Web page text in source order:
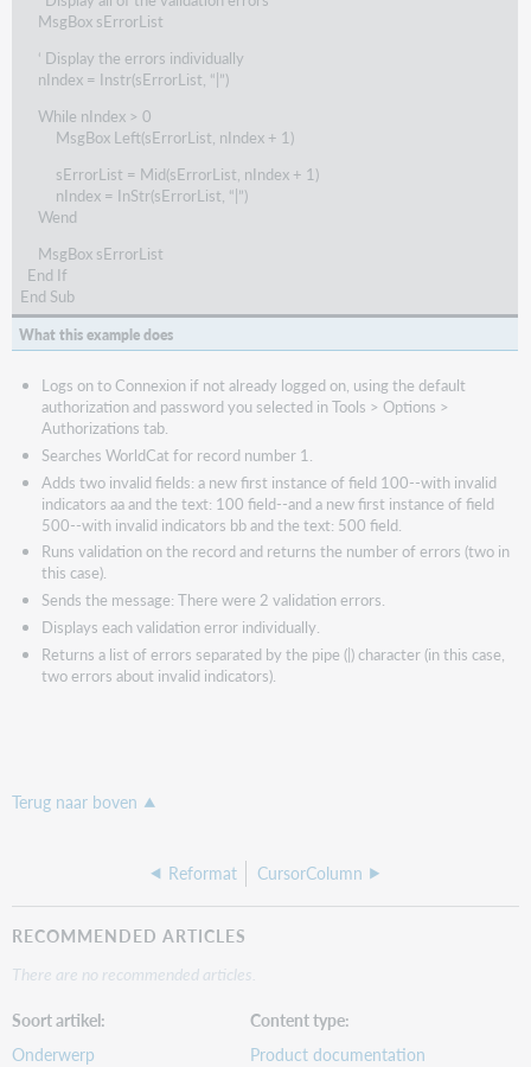
MsgBox sErrorList
‘ Display the errors individually
nIndex = Instr(sErrorList, “|”)
While nIndex > 0
MsgBox Left(sErrorList, nIndex + 1)
sErrorList = Mid(sErrorList, nIndex + 1)
nIndex = InStr(sErrorList, “|”)
Wend
MsgBox sErrorList
End If
End Sub
What this example does
Logs on to Connexion if not already logged on, using the default
authorization and password you selected in Tools > Options >
Authorizations tab.
Searches WorldCat for record number 1.
Adds two invalid fields: a new first instance of field 100--with invalid
indicators aa and the text: 100 field--and a new first instance of field
500--with invalid indicators bb and the text: 500 field.
Runs validation on the record and returns the number of errors (two in
this case).
Sends the message: There were 2 validation errors.
Displays each validation error individually.
Returns a list of errors separated by the pipe (|) character (in this case,
two errors about invalid indicators).
Terug naar boven
Reformat CursorColumn
RECOMMENDED ARTICLES
There are no recommended articles.
Soort artikel
Onderwerp
Content type
Product documentation